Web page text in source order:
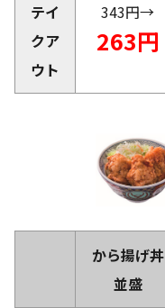
テイ
クア
ウト
343円→
263円
から揚げ丼
並盛